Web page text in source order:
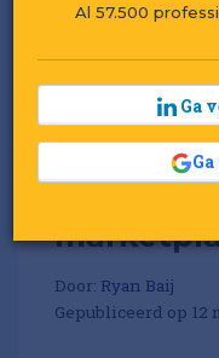
Door: Ryan Baij
Gepubliceerd op 12
Al 57.500
Ga